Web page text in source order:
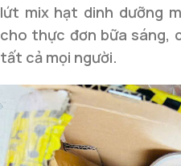
lứt mix hạt dinh dưỡng
cho thực đơn bữa sáng,
tất cả mọi người.